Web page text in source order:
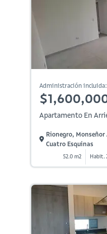
Administración incluida:
Apartamento En
Rionegro,
Cuatro Esquinas
52.0 m2 Habit.